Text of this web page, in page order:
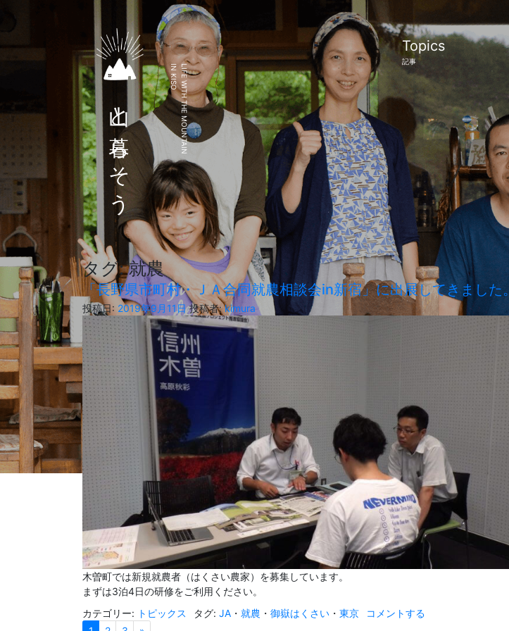
LIFE WITH THE MOUNTAIN
IN KISO
山と暮らそう
Topics
記事
タグ:就農
「長野県市町村・ＪＡ合同就農相談会in新宿」に出展してきました。
投稿日: 2019年9月11日投稿者:kimura
木曽町では新規就農者（はくさい農家）を募集しています。
まずは3泊4日の研修をご利用ください。
カテゴリー: トピックス タグ: JA ・ 就農 ・ 御嶽はくさい ・ 東京
コメントする